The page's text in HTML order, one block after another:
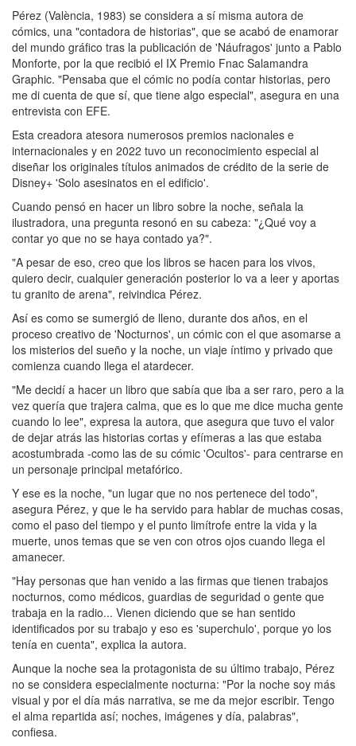
Pérez (València, 1983) se considera a sí misma autora de
cómics, una "contadora de historias", que se acabó de enamorar
del mundo gráfico tras la publicación de 'Náufragos' junto a Pablo
Monforte, por la que recibió el IX Premio Fnac Salamandra
Graphic. "Pensaba que el cómic no podía contar historias, pero
me di cuenta de que sí, que tiene algo especial", asegura en una
entrevista con EFE.
Esta creadora atesora numerosos premios nacionales e
internacionales y en 2022 tuvo un reconocimiento especial al
diseñar los originales títulos animados de crédito de la serie de
Disney+ 'Solo asesinatos en el edificio'.
Cuando pensó en hacer un libro sobre la noche, señala la
ilustradora, una pregunta resonó en su cabeza: "¿Qué voy a
contar yo que no se haya contado ya?".
"A pesar de eso, creo que los libros se hacen para los vivos,
quiero decir, cualquier generación posterior lo va a leer y aportas
tu granito de arena", reivindica Pérez.
Así es como se sumergió de lleno, durante dos años, en el
proceso creativo de 'Nocturnos', un cómic con el que asomarse a
los misterios del sueño y la noche, un viaje íntimo y privado que
comienza cuando llega el atardecer.
"Me decidí a hacer un libro que sabía que iba a ser raro, pero a la
vez quería que trajera calma, que es lo que me dice mucha gente
cuando lo lee", expresa la autora, que asegura que tuvo el valor
de dejar atrás las historias cortas y efímeras a las que estaba
acostumbrada -como las de su cómic 'Ocultos'- para centrarse en
un personaje principal metafórico.
Y ese es la noche, "un lugar que no nos pertenece del todo",
asegura Pérez, y que le ha servido para hablar de muchas cosas,
como el paso del tiempo y el punto limítrofe entre la vida y la
muerte, unos temas que se ven con otros ojos cuando llega el
amanecer.
"Hay personas que han venido a las firmas que tienen trabajos
nocturnos, como médicos, guardias de seguridad o gente que
trabaja en la radio... Vienen diciendo que se han sentido
identificados por su trabajo y eso es 'superchulo', porque yo los
tenía en cuenta", explica la autora.
Aunque la noche sea la protagonista de su último trabajo, Pérez
no se considera especialmente nocturna: "Por la noche soy más
visual y por el día más narrativa, se me da mejor escribir. Tengo
el alma repartida así; noches, imágenes y día, palabras",
confiesa.